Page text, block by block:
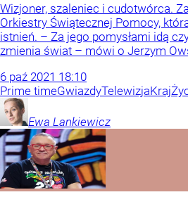
Wizjoner, szaleniec i cudotwórca.
Orkiestry Świątecznej Pomocy,
istnień. – Za jego pomysłami idą
zmienia świat – mówi o Jerzym
6 paź 2021 18:10
Prime timeGwiazdyTelewizjaKraj
Ewa Lankiewicz